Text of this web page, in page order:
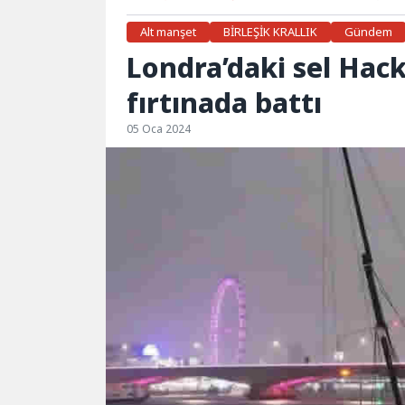
Alt manşet BİRLEŞİK KRALLIK Gündem
Londra’daki sel
fırtınada battı
05 Oca 2024